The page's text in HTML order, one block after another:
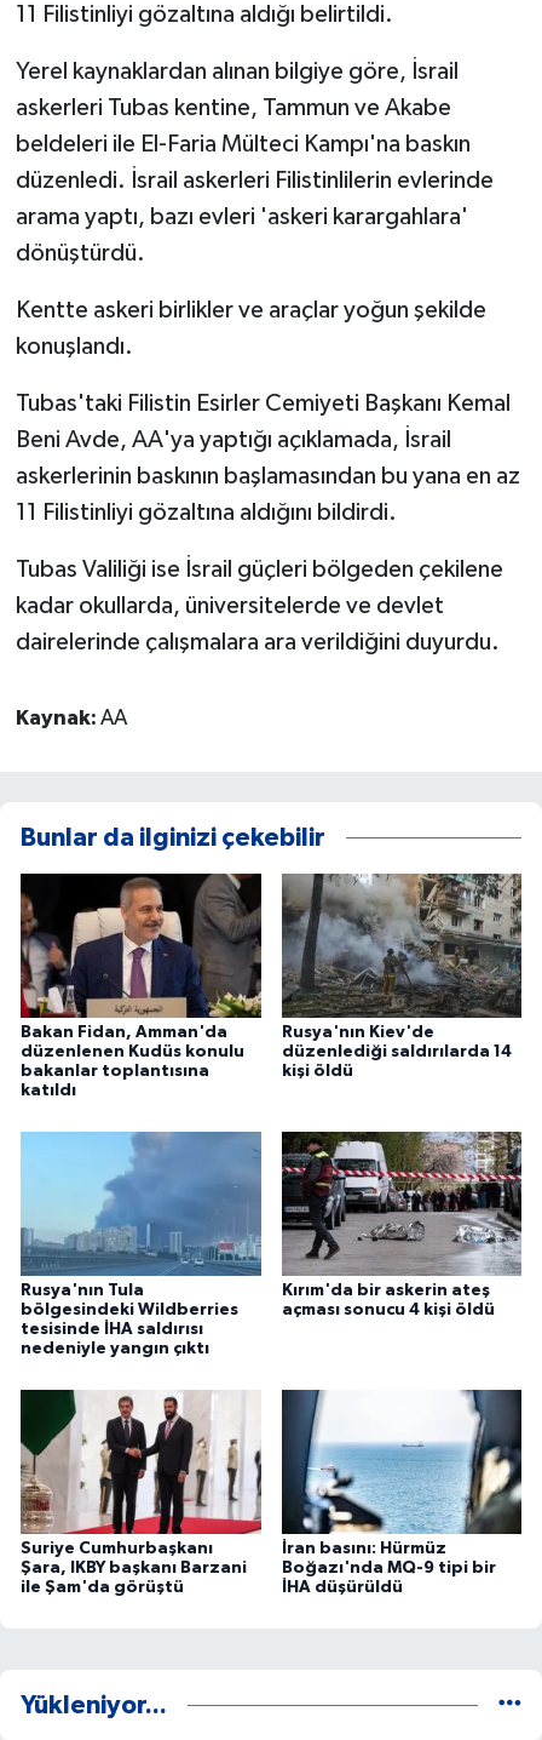
11 Filistinliyi gözaltına aldığı belirtildi.
Yerel kaynaklardan alınan bilgiye göre, İsrail
askerleri Tubas kentine, Tammun ve Akabe
beldeleri ile El-Faria Mülteci Kampı'na baskın
düzenledi. İsrail askerleri Filistinlilerin evlerinde
arama yaptı, bazı evleri 'askeri karargahlara'
dönüştürdü.
Kentte askeri birlikler ve araçlar yoğun şekilde
konuşlandı.
Tubas'taki Filistin Esirler Cemiyeti Başkanı Kemal
Beni Avde, AA'ya yaptığı açıklamada, İsrail
askerlerinin baskının başlamasından bu yana en az
11 Filistinliyi gözaltına aldığını bildirdi.
Tubas Valiliği ise İsrail güçleri bölgeden çekilene
kadar okullarda, üniversitelerde ve devlet
dairelerinde çalışmalara ara verildiğini duyurdu.
Kaynak: AA
Bunlar da ilginizi çekebilir
Bakan Fidan, Amman'da
düzenlenen Kudüs konulu
bakanlar toplantısına
katıldı
Rusya'nın Kiev'de
düzenlediği saldırılarda 14
kişi öldü
Rusya'nın Tula
bölgesindeki Wildberries
tesisinde İHA saldırısı
nedeniyle yangın çıktı
Kırım'da bir askerin ateş
açması sonucu 4 kişi öldü
Suriye Cumhurbaşkanı
Şara, IKBY başkanı Barzani
ile Şam'da görüştü
İran basını: Hürmüz
Boğazı'nda MQ-9 tipi bir
İHA düşürüldü
Yükleniyor...